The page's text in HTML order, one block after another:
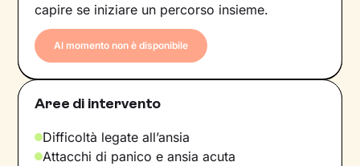
capire se iniziare un percorso insieme.
Al momento non è disponibile
Aree di intervento
Difficoltà legate all’ansia
Attacchi di panico e ansia acuta